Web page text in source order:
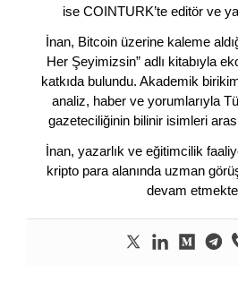
ise COINTURK’te editör ve
İnan, Bitcoin üzerine kaleme
Her Şeyimizsin” adlı kitabıyla
katkıda bulundu. Akademik
analiz, haber ve yorumlarıyla
gazeteciliğinin bilinir isimleri
İnan, yazarlık ve eğitimcilik
kripto para alanında uzman
devam